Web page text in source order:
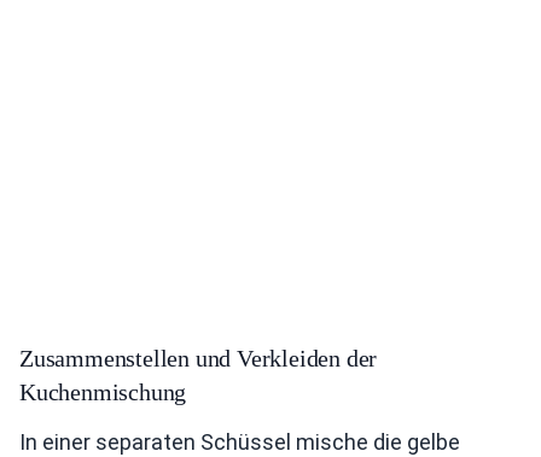
Zusammenstellen und Verkleiden der
Kuchenmischung
In einer separaten Schüssel mische die gelbe